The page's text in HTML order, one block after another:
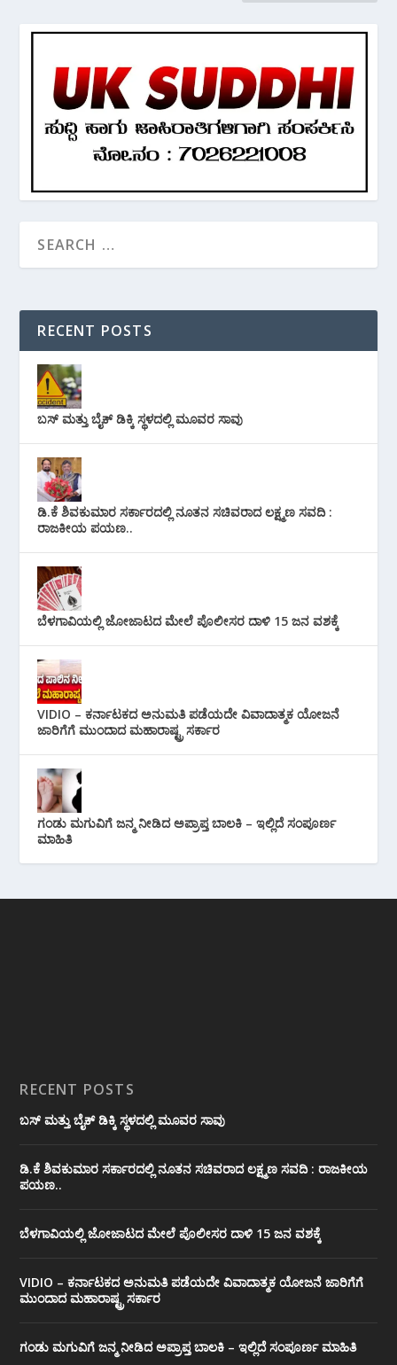
RECENT POSTS
ಬಸ್ ಮತ್ತು ಬೈಕ್ ಡಿಕ್ಕಿ ಸ್ಥಳದಲ್ಲಿ ಮೂವರ ಸಾವು
ಡಿ.ಕೆ ಶಿವಕುಮಾರ ಸರ್ಕಾರದಲ್ಲಿ ನೂತನ ಸಚಿವರಾದ ಲಕ್ಷ್ಮಣ ಸವದಿ :
ರಾಜಕೀಯ ಪಯಣ..
ಬೆಳಗಾವಿಯಲ್ಲಿ ಜೋಜಾಟದ ಮೇಲೆ ಪೊಲೀಸರ ದಾಳಿ 15 ಜನ ವಶಕ್ಕೆ
VIDIO – ಕರ್ನಾಟಕದ ಅನುಮತಿ ಪಡೆಯದೇ ವಿವಾದಾತ್ಮಕ ಯೋಜನೆ
ಜಾರಿಗೆಗೆ ಮುಂದಾದ ಮಹಾರಾಷ್ಟ್ರ ಸರ್ಕಾರ
ಗಂಡು ಮಗುವಿಗೆ ಜನ್ಮ ನೀಡಿದ ಅಪ್ರಾಪ್ತ ಬಾಲಕಿ – ಇಲ್ಲಿದೆ ಸಂಪೂರ್ಣ
ಮಾಹಿತಿ
RECENT POSTS
ಬಸ್ ಮತ್ತು ಬೈಕ್ ಡಿಕ್ಕಿ ಸ್ಥಳದಲ್ಲಿ ಮೂವರ ಸಾವು
ಡಿ.ಕೆ ಶಿವಕುಮಾರ ಸರ್ಕಾರದಲ್ಲಿ ನೂತನ ಸಚಿವರಾದ ಲಕ್ಷ್ಮಣ ಸವದಿ : ರಾಜಕೀಯ
ಪಯಣ..
ಬೆಳಗಾವಿಯಲ್ಲಿ ಜೋಜಾಟದ ಮೇಲೆ ಪೊಲೀಸರ ದಾಳಿ 15 ಜನ ವಶಕ್ಕೆ
VIDIO – ಕರ್ನಾಟಕದ ಅನುಮತಿ ಪಡೆಯದೇ ವಿವಾದಾತ್ಮಕ ಯೋಜನೆ ಜಾರಿಗೆಗೆ
ಮುಂದಾದ ಮಹಾರಾಷ್ಟ್ರ ಸರ್ಕಾರ
ಗಂಡು ಮಗುವಿಗೆ ಜನ್ಮ ನೀಡಿದ ಅಪ್ರಾಪ್ತ ಬಾಲಕಿ – ಇಲ್ಲಿದೆ ಸಂಪೂರ್ಣ ಮಾಹಿತಿ